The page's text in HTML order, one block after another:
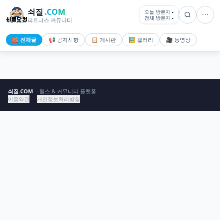
쇠질 .COM
피트니스 커뮤니티
오늘 방문자 -
전체 방문자 -
🧱 전체글 📢 공지사항 📋 게시판 🖼️ 갤러리 🎥 동영상
쇠질.COM · 헬스 & 커뮤니티 플랫폼
이용약관
개인정보처리방침